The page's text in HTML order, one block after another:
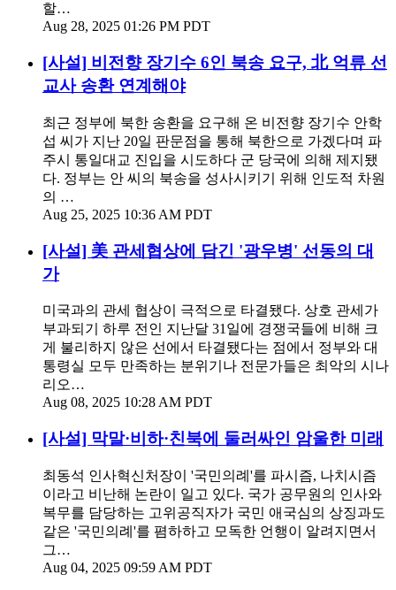
할…
Aug 28, 2025 01:26 PM PDT
[사설] 비전향 장기수 6인 북송 요구, 北 억류 선
교사 송환 연계해야
최근 정부에 북한 송환을 요구해 온 비전향 장기수 안학
섭 씨가 지난 20일 판문점을 통해 북한으로 가겠다며 파
주시 통일대교 진입을 시도하다 군 당국에 의해 제지됐
다. 정부는 안 씨의 북송을 성사시키기 위해 인도적 차원
의 …
Aug 25, 2025 10:36 AM PDT
[사설] 美 관세협상에 담긴 '광우병' 선동의 대
가
미국과의 관세 협상이 극적으로 타결됐다. 상호 관세가
부과되기 하루 전인 지난달 31일에 경쟁국들에 비해 크
게 불리하지 않은 선에서 타결됐다는 점에서 정부와 대
통령실 모두 만족하는 분위기나 전문가들은 최악의 시나
리오…
Aug 08, 2025 10:28 AM PDT
[사설] 막말·비하·친북에 둘러싸인 암울한 미래
최동석 인사혁신처장이 '국민의례'를 파시즘, 나치시즘
이라고 비난해 논란이 일고 있다. 국가 공무원의 인사와
복무를 담당하는 고위공직자가 국민 애국심의 상징과도
같은 '국민의례'를 폄하하고 모독한 언행이 알려지면서
그…
Aug 04, 2025 09:59 AM PDT